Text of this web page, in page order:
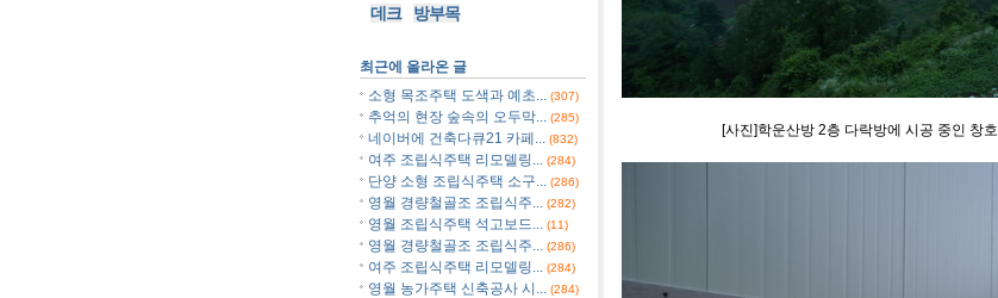
[사진]학운산방 2층 다락방에 시공 중인 창호
데크
방부목
최근에 올라온 글
소형 목조주택 도색과 예초...
(307)
추억의 현장 숲속의 오두막... (285)
네이버에 건축다큐21 카페... (832)
여주 조립식주택 리모델링... (284)
단양 소형 조립식주택 소구... (286)
영월 경량철골조 조립식주... (282)
영월 조립식주택 석고보드... (11)
영월 경량철골조 조립식주... (286)
여주 조립식주택 리모델링... (284)
영월 농가주택 신축공사 시... (284)